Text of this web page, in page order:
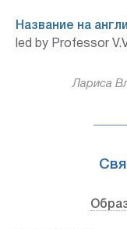
Название на
led by Professor
Лариса